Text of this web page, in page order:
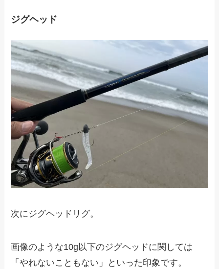
ジグヘッド
次にジグヘッドリグ。
画像のような10g以下のジグヘッドに関しては
「やれないこともない」といった印象です。